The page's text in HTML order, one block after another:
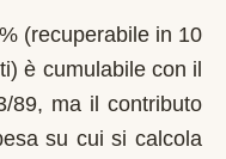
(recuperabile in 10
è cumulabile con il
89, ma il contributo
su cui si calcola